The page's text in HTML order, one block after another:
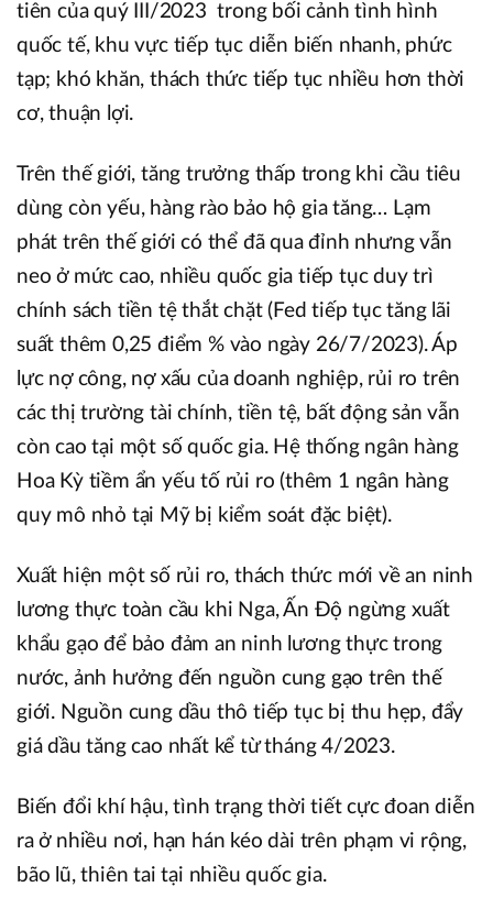
tiên của quý III/2023 trong bối cảnh tình hình
quốc tế, khu vực tiếp tục diễn biến nhanh, phức
tạp; khó khăn, thách thức tiếp tục nhiều hơn thời
cơ, thuận lợi.
Trên thế giới, tăng trưởng thấp trong khi cầu tiêu
dùng còn yếu, hàng rào bảo hộ gia tăng… Lạm
phát trên thế giới có thể đã qua đỉnh nhưng vẫn
neo ở mức cao, nhiều quốc gia tiếp tục duy trì
chính sách tiền tệ thắt chặt (Fed tiếp tục tăng lãi
suất thêm 0,25 điểm % vào ngày 26/7/2023). Áp
lực nợ công, nợ xấu của doanh nghiệp, rủi ro trên
các thị trường tài chính, tiền tệ, bất động sản vẫn
còn cao tại một số quốc gia. Hệ thống ngân hàng
Hoa Kỳ tiềm ẩn yếu tố rủi ro (thêm 1 ngân hàng
quy mô nhỏ tại Mỹ bị kiểm soát đặc biệt).
Xuất hiện một số rủi ro, thách thức mới về an ninh
lương thực toàn cầu khi Nga, Ấn Độ ngừng xuất
khẩu gạo để bảo đảm an ninh lương thực trong
nước, ảnh hưởng đến nguồn cung gạo trên thế
giới. Nguồn cung dầu thô tiếp tục bị thu hẹp, đẩy
giá dầu tăng cao nhất kể từ tháng 4/2023.
Biến đổi khí hậu, tình trạng thời tiết cực đoan diễn
ra ở nhiều nơi, hạn hán kéo dài trên phạm vi rộng,
bão lũ, thiên tai tại nhiều quốc gia.